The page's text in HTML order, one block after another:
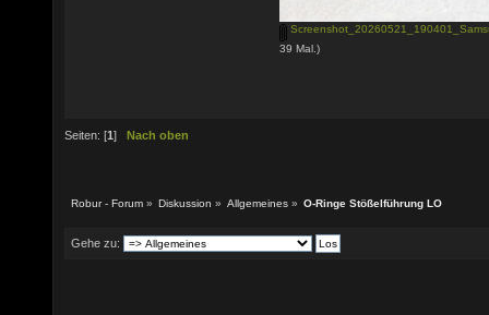
39 Mal.)
Seiten: [1 ] Nach oben
Robur - Forum » Diskussion » Allgemeines » O-Ringe Stößelführung LO
Gehe zu: